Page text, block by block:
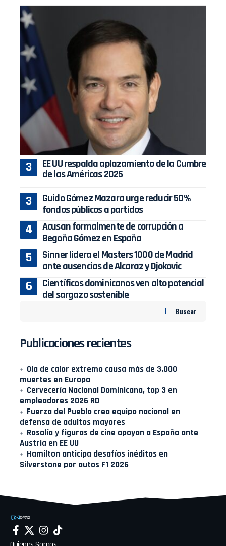
EE UU respalda aplazamiento de la Cumbre
de las Américas 2025
Guido Gómez Mazara urge reducir 50%
fondos públicos a partidos
Acusan formalmente de corrupción a
Begoña Gómez en España
Sinner lidera el Masters 1000 de Madrid
ante ausencias de Alcaraz y Djokovic
Científicos dominicanos ven alto potencial
del sargazo sostenible
Buscar
Publicaciones recientes
Ola de calor extremo causa más de 3,000
muertes en Europa
Cervecería Nacional Dominicana, top 3 en
empleadores 2026 RD
Fuerza del Pueblo crea equipo nacional en
defensa de adultos mayores
Rosalía y figuras de cine apoyan a España ante
Austria en EE UU
Hamilton anticipa desafíos inéditos en
Silverstone por autos F1 2026